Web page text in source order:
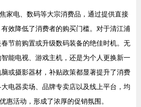
家电、数码等大宗消费品，通过提供直接
效降低了消费者的购买门槛。对于清江浦
节前购置或升级数码装备的绝佳时机。无
能电视、游戏主机，还是为个人更换新一
或摄影器材，补贴政策都显著提升了消费
电器卖场、品牌专卖店以及线上平台，均
惠活动，形成了浓厚的促销氛围。